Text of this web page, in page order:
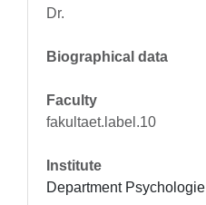
Dr.
Biographical data
Faculty
fakultaet.label.10
Institute
Department Psychologie